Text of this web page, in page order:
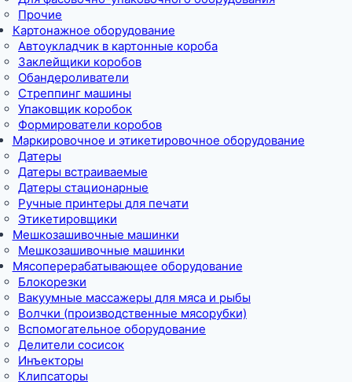
Прочие
Картонажное оборудование
Автоукладчик в картонные короба
Заклейщики коробов
Обандероливатели
Стреппинг машины
Упаковщик коробок
Формирователи коробов
Маркировочное и этикетировочное оборудование
Датеры
Датеры встраиваемые
Датеры стационарные
Ручные принтеры для печати
Этикетировщики
Мешкозашивочные машинки
Мешкозашивочные машинки
Мясоперерабатывающее оборудование
Блокорезки
Вакуумные массажеры для мяса и рыбы
Волчки (производственные мясорубки)
Вспомогательное оборудование
Делители сосисок
Инъекторы
Клипсаторы